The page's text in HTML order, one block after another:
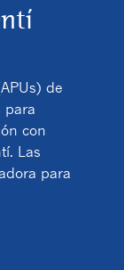
de
para
con
Las
para